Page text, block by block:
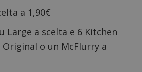
a 1,90€
Large a scelta e 6 Kitchen
Original o un McFlurry a